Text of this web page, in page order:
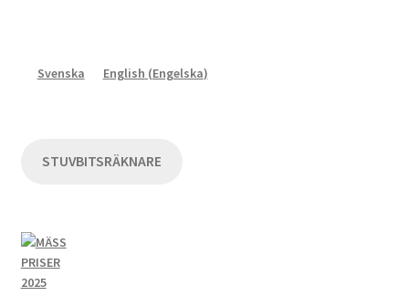
Svenska English (Engelska)
STUVBITSRÄKNARE